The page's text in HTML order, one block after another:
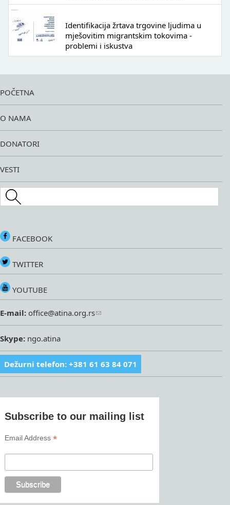
Identifikacija žrtava trgovine ljudima u
mješovitim migrantskim tokovima -
problemi i iskustva
POČETNA
O NAMA
DONATORI
VESTI
Search this site
FACEBOOK
TWITTER
YOUTUBE
E-mail: office@atina.org.rs
Skype: ngo.atina
Dežurni telefon: +381 61 63 84 071
Subscribe to our mailing list
Email Address*